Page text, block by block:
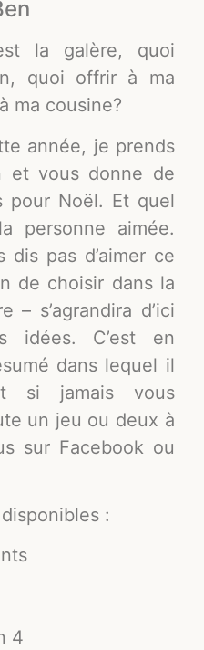
la galère, quoi
quoi offrir à ma
ma cousine?
année, je prends
et vous donne de
pour Noël. Et quel
personne aimée.
pas d’aimer ce
de choisir dans la
– s’agrandira d’ici
idées. C’est en
dans lequel il
si jamais vous
un jeu ou deux à
sur Facebook ou
:
4